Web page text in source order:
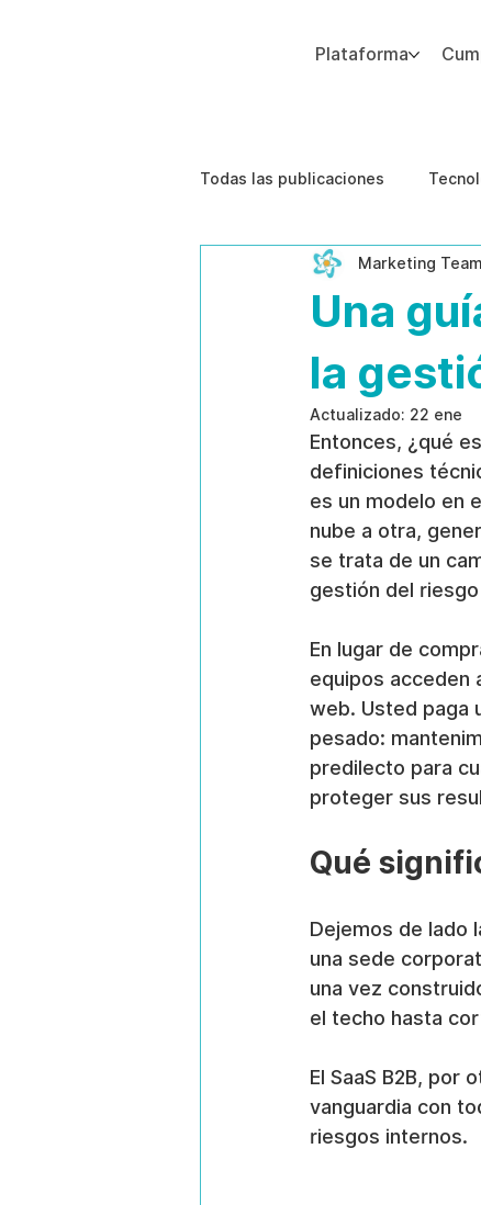
Plataforma
Todas las publicaciones
Estudios de caso Etica
Una
la
Marketing Team
Actualizado: 22 ene
Entonces, ¿qué
definiciones
es un modelo en
nube a otra,
se trata de un
gestión del
En lugar de
equipos acceden
web. Usted paga
pesado:
predilecto para
proteger sus
Qué
Dejemos de lado
una sede
una vez
el techo hasta
El SaaS B2B, por
vanguardia con
riesgos internos.